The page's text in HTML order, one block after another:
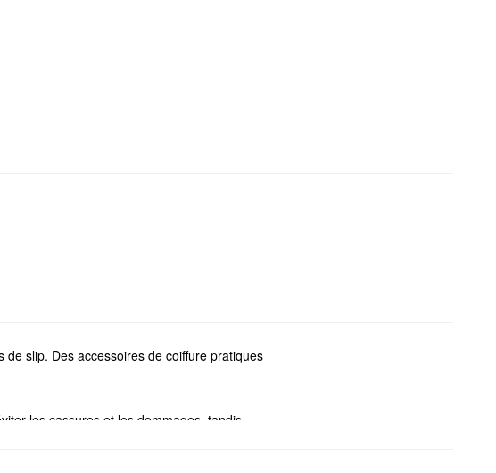
slip. Des accessoires de coiffure pratiques
les cassures et les dommages, tandis